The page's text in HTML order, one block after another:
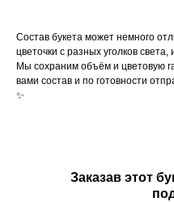
Состав букета может немного
цветочки с разных уголков
Мы сохраним объём и цветовую
вами состав и по готовности
✨
Заказав этот